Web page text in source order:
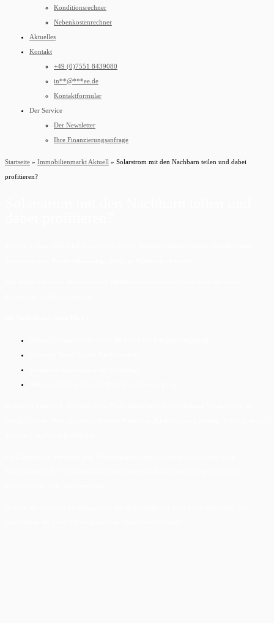
Konditionsrechner
Nebenkostenrechner
Aktuelles
Kontakt
+49 (0)7551 8439080
in**@***ee.de
Kontaktformular
Der Service
Der Newsletter
Ihre Finanzierungsanfrage
Startseite » Immobilienmarkt Aktuell » Solarstrom mit den Nachbarn teilen und dabei
profitieren?